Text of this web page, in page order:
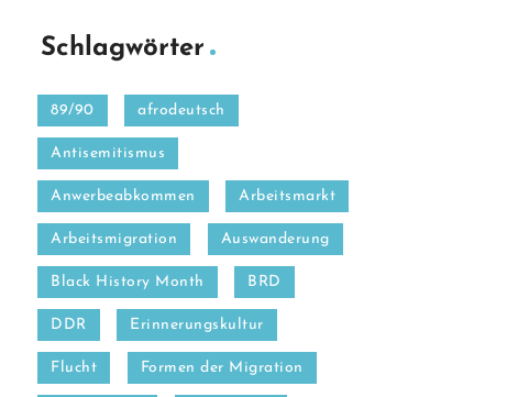
Schlagwörter
89/90 afrodeutsch
Antisemitismus
Anwerbeabkommen Arbeitsmarkt
Arbeitsmigration Auswanderung
Black History Month BRD
DDR Erinnerungskultur
Flucht Formen der Migration